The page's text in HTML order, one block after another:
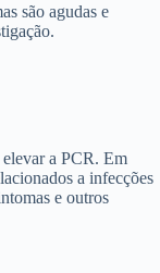
são agudas e
a PCR. Em
a infecções
e outros